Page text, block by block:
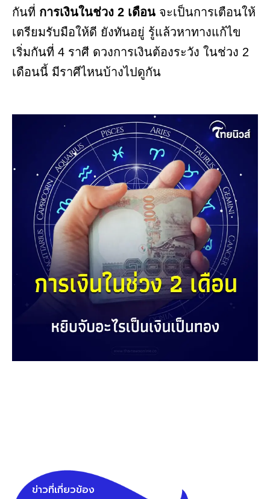
กันที่ การเงินในช่วง 2 เดือน จะเป็นการเตือนให้
เตรียมรับมือให้ดี ยังทันอยู่ รู้แล้วหาทางแก้ไข
เริ่มกันที่ 4 ราศี ดวงการเงินต้องระวัง ในช่วง 2
เดือนนี้ มีราศีไหนบ้างไปดูกัน
ข่าวที่เกี่ยวข้อง